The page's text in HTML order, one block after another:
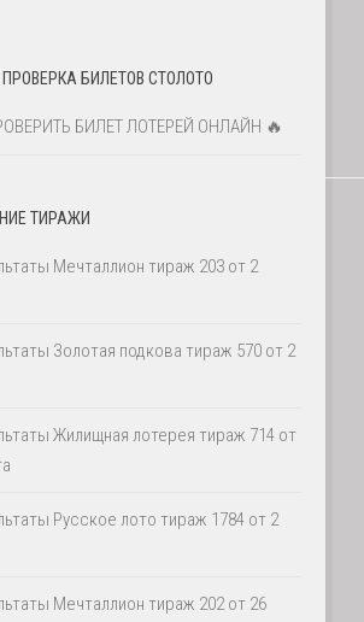
таблице или же по номеру билета.
БИЛЕТОВ СТОЛОТО
БИЛЕТ ЛОТЕРЕЙ ОНЛАЙН 🔥
ТИРАЖИ
Мечталлион тираж 203 от 2
Золотая подкова тираж 570 от 2
Жилищная лотерея тираж 714 от
Русское лото тираж 1784 от 2
Мечталлион тираж 202 от 26